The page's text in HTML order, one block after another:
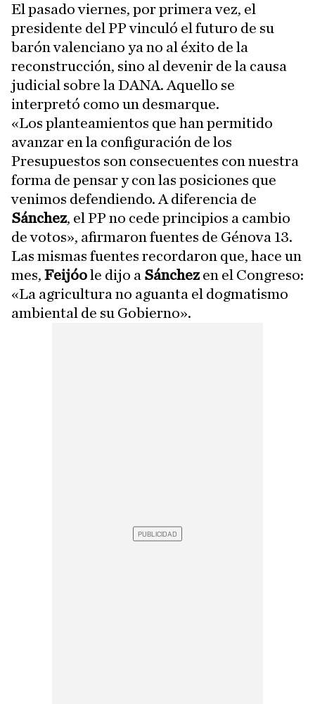
El pasado viernes, por primera vez, el
presidente del PP vinculó el futuro de su
barón valenciano ya no al éxito de la
reconstrucción, sino al devenir de la causa
judicial sobre la DANA. Aquello se
interpretó como un desmarque.
«Los planteamientos que han permitido
avanzar en la configuración de los
Presupuestos son consecuentes con nuestra
forma de pensar y con las posiciones que
venimos defendiendo. A diferencia de
Sánchez, el PP no cede principios a cambio
de votos», afirmaron fuentes de Génova 13.
Las mismas fuentes recordaron que, hace un
mes, Feijóole dijo a Sánchezen el Congreso:
«La agricultura no aguanta el dogmatismo
ambiental de su Gobierno».